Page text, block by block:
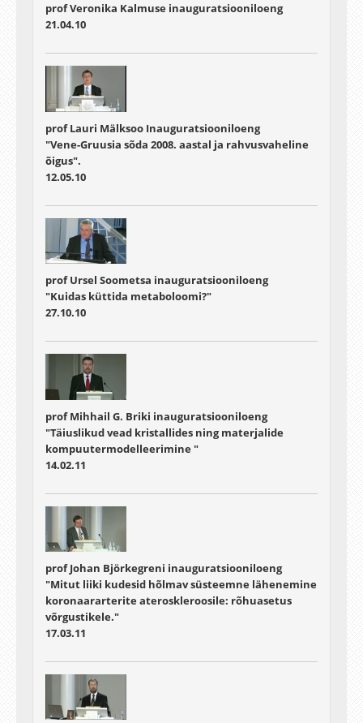
prof Veronika Kalmuse inauguratsiooniloeng
21.04.10
prof Lauri Mälksoo Inauguratsiooniloeng
"Vene-Gruusia sõda 2008. aastal ja rahvusvaheline
õigus".
12.05.10
prof Ursel Soometsa inauguratsiooniloeng
"Kuidas küttida metaboloomi?"
27.10.10
prof Mihhail G. Briki inauguratsiooniloeng
"Täiuslikud vead kristallides ning materjalide
kompuutermodelleerimine "
14.02.11
prof Johan Björkegreni inauguratsiooniloeng
"Mitut liiki kudesid hõlmav süsteemne lähenemine
koronaararterite ateroskleroosile: rõhuasetus
võrgustikele."
17.03.11